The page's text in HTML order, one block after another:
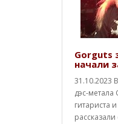
Gorguts
начали
31.10.2023
дэс-метала
гитариста